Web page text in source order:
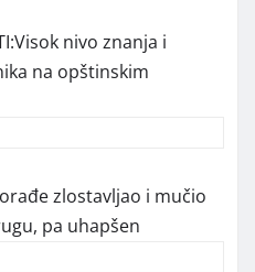
nivo znanja i
na opštinskim
zlostavljao i mučio
pa uhapšen